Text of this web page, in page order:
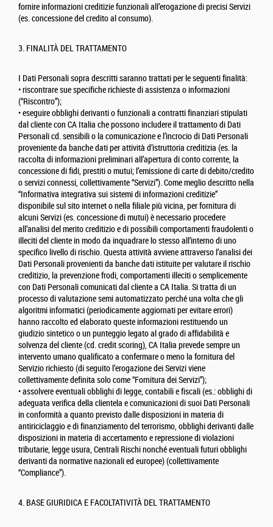
fornire informazioni creditizie funzionali all’erogazione di precisi Servizi
(es. concessione del credito al consumo).
3. FINALITÀ DEL TRATTAMENTO
I Dati Personali sopra descritti saranno trattati per le seguenti finalità:
• riscontrare sue specifiche richieste di assistenza o informazioni
(“Riscontro”);
• eseguire obblighi derivanti o funzionali a contratti finanziari stipulati
dal cliente con CA Italia che possono includere il trattamento di Dati
Personali cd. sensibili o la comunicazione e l’incrocio di Dati Personali
proveniente da banche dati per attività d’istruttoria creditizia (es. la
raccolta di informazioni preliminari all’apertura di conto corrente, la
concessione di fidi, prestiti o mutui; l’emissione di carte di debito/credito
o servizi connessi, collettivamente “Servizi”). Come meglio descritto nella
“Informativa integrativa sui sistemi di informazioni creditizie”
disponibile sul sito internet o nella filiale più vicina, per fornitura di
alcuni Servizi (es. concessione di mutui) è necessario procedere
all’analisi del merito creditizio e di possibili comportamenti fraudolenti o
illeciti del cliente in modo da inquadrare lo stesso all’interno di uno
specifico livello di rischio. Questa attività avviene attraverso l’analisi dei
Dati Personali provenienti da banche dati istituite per valutare il rischio
creditizio, la prevenzione frodi, comportamenti illeciti o semplicemente
con Dati Personali comunicati dal cliente a CA Italia. Si tratta di un
processo di valutazione semi automatizzato perché una volta che gli
algoritmi informatici (periodicamente aggiornati per evitare errori)
hanno raccolto ed elaborato queste informazioni restituendo un
giudizio sintetico o un punteggio legato al grado di affidabilità e
solvenza del cliente (cd. credit scoring), CA Italia prevede sempre un
intervento umano qualificato a confermare o meno la fornitura del
Servizio richiesto (di seguito l’erogazione dei Servizi viene
collettivamente definita solo come “Fornitura dei Servizi”);
• assolvere eventuali obblighi di legge, contabili e fiscali (es.: obblighi di
adeguata verifica della clientela e comunicazioni di suoi Dati Personali
in conformità a quanto previsto dalle disposizioni in materia di
antiriciclaggio e di finanziamento del terrorismo, obblighi derivanti dalle
disposizioni in materia di accertamento e repressione di violazioni
tributarie, legge usura, Centrali Rischi nonché eventuali futuri obblighi
derivanti da normative nazionali ed europee) (collettivamente
“Compliance”).
4. BASE GIURIDICA E FACOLTATIVITÀ DEL TRATTAMENTO